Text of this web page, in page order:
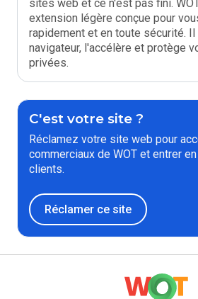
sites web et ce n'est pas fini.
extension légère conçue pour
rapidement et en toute sécurité.
navigateur, l'accélère et protège
privées.
C'est votre site ?
Réclamez votre site web pour
commerciaux de WOT et entrer
clients.
Réclamer ce site